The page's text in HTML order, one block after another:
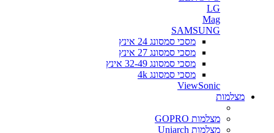
LG
Mag
SAMSUNG
מסכי סמסונג 24 אינץ
מסכי סמסונג 27 אינץ
מסכי סמסונג 32-49 אינץ
מסכי סמסונג 4k
ViewSonic
מצלמות
מצלמות GOPRO
מצלמות Uniarch